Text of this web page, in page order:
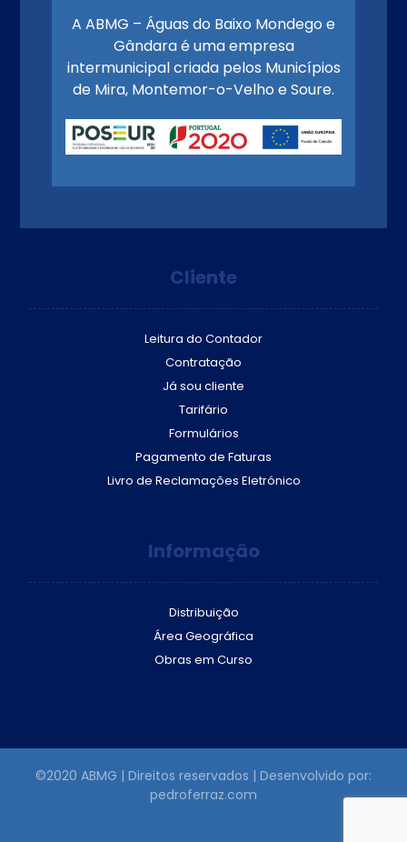
A ABMG – Águas do Baixo Mondego e
Gândara é uma empresa
intermunicipal criada pelos Municípios
de Mira, Montemor-o-Velho e Soure.
Cliente
Leitura do Contador
Contratação
Já sou cliente
Tarifário
Formulários
Pagamento de Faturas
Livro de Reclamações Eletrónico
Informação
Distribuição
Área Geográfica
Obras em Curso
©2020 ABMG | Direitos reservados | Desenvolvido por:
pedroferraz.com